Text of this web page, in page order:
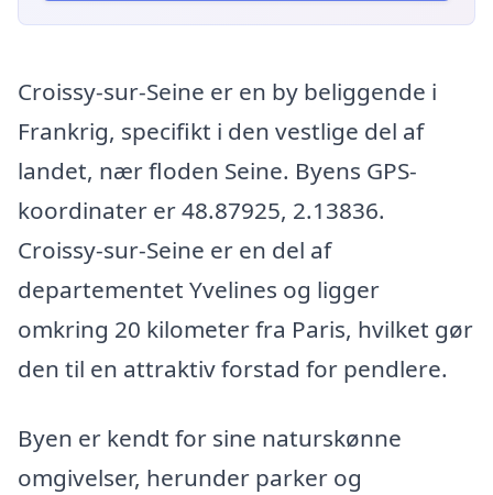
Croissy-sur-Seine er en by beliggende i
Frankrig, specifikt i den vestlige del af
landet, nær floden Seine. Byens GPS-
koordinater er 48.87925, 2.13836.
Croissy-sur-Seine er en del af
departementet Yvelines og ligger
omkring 20 kilometer fra Paris, hvilket gør
den til en attraktiv forstad for pendlere.
Byen er kendt for sine naturskønne
omgivelser, herunder parker og